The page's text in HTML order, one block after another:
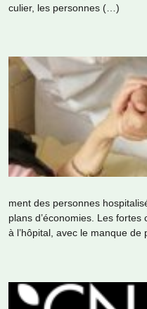
cu­lier, les per­son­nes (…)
ment des per­son­nes
plans d’économies. Les
à l’hôpi­tal, avec le manque